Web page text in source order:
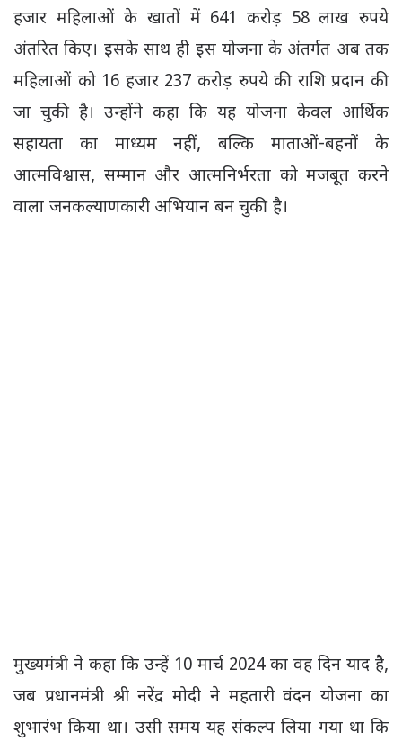
हजार महिलाओं के खातों में 641 करोड़ 58 लाख रुपये
अंतरित किए। इसके साथ ही इस योजना के अंतर्गत अब तक
महिलाओं को 16 हजार 237 करोड़ रुपये की राशि प्रदान की
जा चुकी है। उन्होंने कहा कि यह योजना केवल आर्थिक
सहायता का माध्यम नहीं, बल्कि माताओं-बहनों के
आत्मविश्वास, सम्मान और आत्मनिर्भरता को मजबूत करने
वाला जनकल्याणकारी अभियान बन चुकी है।
मुख्यमंत्री ने कहा कि उन्हें 10 मार्च 2024 का वह दिन याद है,
जब प्रधानमंत्री श्री नरेंद्र मोदी ने महतारी वंदन योजना का
शुभारंभ किया था। उसी समय यह संकल्प लिया गया था कि